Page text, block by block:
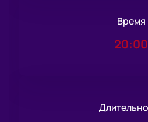
Время
20:00